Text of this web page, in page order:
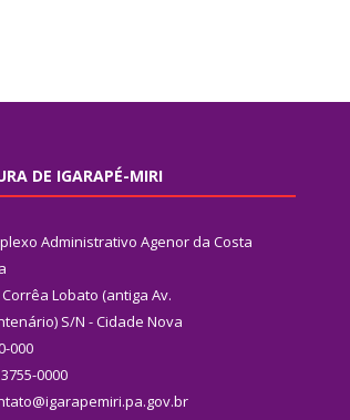
DE IGARAPÉ-MIRI
Administrativo Agenor da Costa
Lobato (antiga Av.
S/N - Cidade Nova
000
0000